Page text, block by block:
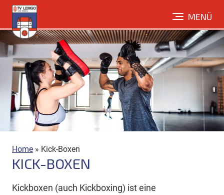
Direkt
zum
Inhalt
MENÜ
Home » Kick-Boxen
KICK-BOXEN
Kickboxen (auch Kickboxing) ist eine